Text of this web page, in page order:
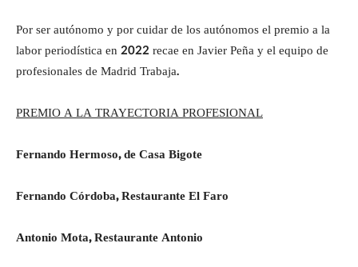
Por ser autónomo y por cuidar de los autónomos el premio a la
labor periodística en 2022 recae en Javier Peña y el equipo de
profesionales de Madrid Trabaja.
PREMIO A LA TRAYECTORIA PROFESIONAL
Fernando Hermoso, de Casa Bigote
Fernando Córdoba, Restaurante El Faro
Antonio Mota, Restaurante Antonio